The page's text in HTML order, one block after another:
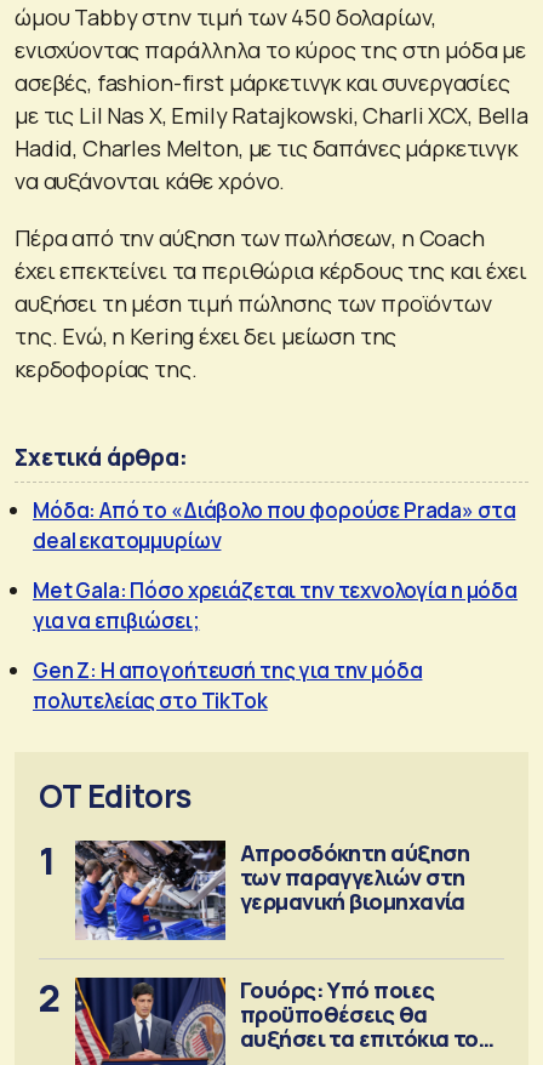
ώμου Tabby στην τιμή των 450 δολαρίων,
ενισχύοντας παράλληλα το κύρος της στη μόδα με
ασεβές, fashion-first μάρκετινγκ και συνεργασίες
με τις Lil Nas X, Emily Ratajkowski, Charli XCX, Bella
Hadid, Charles Melton, με τις δαπάνες μάρκετινγκ
να αυξάνονται κάθε χρόνο.
Πέρα από την αύξηση των πωλήσεων, η Coach
έχει επεκτείνει τα περιθώρια κέρδους της και έχει
αυξήσει τη μέση τιμή πώλησης των προϊόντων
της. Ενώ, η Kering έχει δει μείωση της
κερδοφορίας της.
Σχετικά άρθρα:
Μόδα: Από το «Διάβολο που φορούσε Prada» στα
deal εκατομμυρίων
Met Gala: Πόσο χρειάζεται την τεχνολογία η μόδα
για να επιβιώσει;
Gen Z: Η απογοήτευσή της για την μόδα
πολυτελείας στο TikTok
OT Editors
1
Απροσδόκητη αύξηση
των παραγγελιών στη
γερμανική βιομηχανία
2
Γουόρς: Υπό ποιες
προϋποθέσεις θα
αυξήσει τα επιτόκια τον